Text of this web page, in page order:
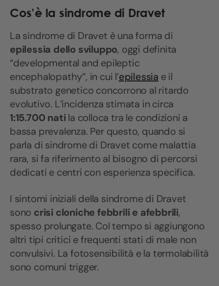
Cos’è la sindrome di Dravet
La sindrome di Dravet è una forma di
epilessia dello sviluppo, oggi definita
“developmental and epileptic
encephalopathy”, in cui l’epilessia e il
substrato genetico concorrono al ritardo
evolutivo. L’incidenza stimata in circa
1:15.700 nati la colloca tra le condizioni a
bassa prevalenza. Per questo, quando si
parla di sindrome di Dravet come malattia
rara, si fa riferimento al bisogno di percorsi
dedicati e centri con esperienza specifica.
I sintomi iniziali della sindrome di Dravet
sono crisi cloniche febbrili e afebbrili,
spesso prolungate. Col tempo si aggiungono
altri tipi critici e frequenti stati di male non
convulsivi. La fotosensibilità e la termolabilità
sono comuni trigger.